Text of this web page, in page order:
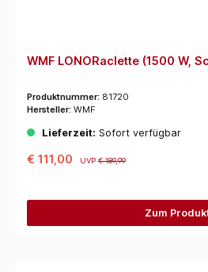
WMF LONORaclette (1500 W,
Produktnummer: 81720
Hersteller: WMF
Lieferzeit: Sofort verfügbar
€ 111,00 UVP€ 189,99
Zum